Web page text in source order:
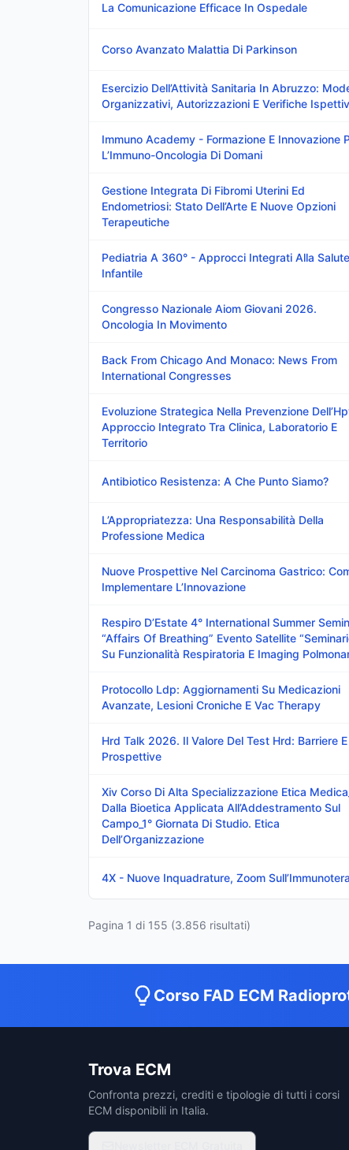
La Comunicazione Efficace In Ospedale
Corso Avanzato Malattia Di Parkinson
Esercizio Dell’Attività Sanitaria In Abruzzo:
Organizzativi, Autorizzazioni E Verifiche
Immuno Academy - Formazione E Innovazione
L’Immuno-Oncologia Di Domani
Gestione Integrata Di Fibromi Uterini Ed
Endometriosi: Stato Dell’Arte E Nuove Opzioni
Terapeutiche
Pediatria A 360° - Approcci Integrati Alla Salute
Infantile
Congresso Nazionale Aiom Giovani 2026.
Oncologia In Movimento
Back From Chicago And Monaco: News From
International Congresses
Evoluzione Strategica Nella Prevenzione
Approccio Integrato Tra Clinica, Laboratorio E
Territorio
Antibiotico Resistenza: A Che Punto Siamo?
L’Appropriatezza: Una Responsabilità Della
Professione Medica
Nuove Prospettive Nel Carcinoma Gastrico:
Implementare L’Innovazione
Respiro D’Estate 4° International Summer
“Affairs Of Breathing” Evento Satellite
Su Funzionalità Respiratoria E Imaging
Protocollo Ldp: Aggiornamenti Su Medicazioni
Avanzate, Lesioni Croniche E Vac Therapy
Hrd Talk 2026. Il Valore Del Test Hrd: Barriere E
Prospettive
Xiv Corso Di Alta Specializzazione Etica Medica_
Dalla Bioetica Applicata All’Addestramento Sul
Campo_1° Giornata Di Studio. Etica
Dell’Organizzazione
4X - Nuove Inquadrature, Zoom
Pagina 1 di 155 (3.856 risultati)
Corso FAD ECM
Trova ECM
Confronta prezzi, crediti e tipologie di tutti i corsi
ECM disponibili in Italia.